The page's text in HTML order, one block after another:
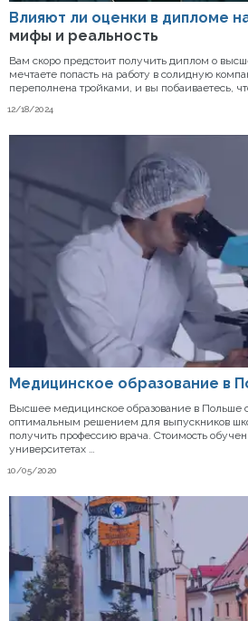
Влияют ли оценки в дипломе
мифы и реальность
12/18/2024
Вам скоро предстоит получить диплом о
мечтаете попасть на работу в солидную
переполнена тройками, и вы побаиваетесь, что
Медицинское образование в
10/05/2020
Высшее медицинское образование в Польше
оптимальным решением для выпускников
получить профессию врача. Стоимость
университетах …